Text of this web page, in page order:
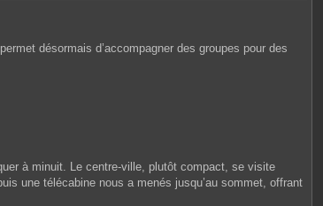
désormais d’accompagner des groupes pour des
à minuit. Le centre-ville, plutôt compact, se visite
une télécabine nous a menés jusqu’au sommet, offrant